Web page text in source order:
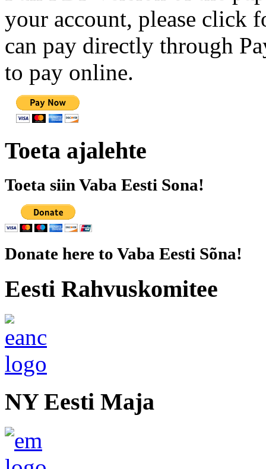
your account, please click
can pay directly through
to pay online.
Toeta ajalehte
Toeta siin Vaba Eesti Sona!
Donate here to Vaba Eesti Sõna!
Eesti Rahvuskomitee
NY Eesti Maja